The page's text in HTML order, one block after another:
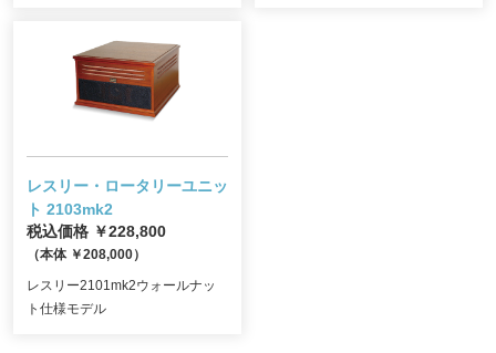
レスリー・ロータリーユニッ
ト 2103mk2
税込価格 ￥228,800
（本体 ￥208,000）
レスリー2101mk2ウォールナッ
ト仕様モデル